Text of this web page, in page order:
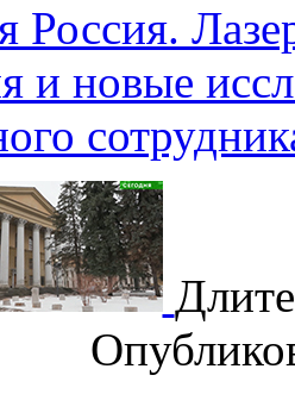
Россия.
и новые